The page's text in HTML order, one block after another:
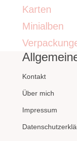
Karten
Minialben
Kontakt
Über mich
Impressum